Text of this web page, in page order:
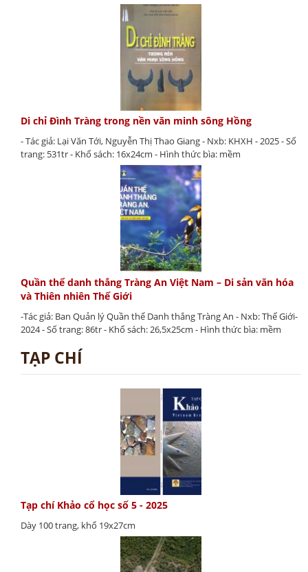
Di chỉ Đình Tràng trong nền văn minh sông Hồng
- Tác giả: Lại Văn Tới, Nguyễn Thị Thao Giang - Nxb: KHXH - 2025 - Số
trang: 531tr - Khổ sách: 16x24cm - Hình thức bìa: mềm
Quần thể danh thắng Tràng An Việt Nam – Di sản văn hóa
và Thiên nhiên Thế Giới
-Tác giả: Ban Quản lý Quần thể Danh thắng Tràng An - Nxb: Thế Giới-
2024 - Số trang: 86tr - Khổ sách: 26,5x25cm - Hình thức bìa: mềm
TẠP CHÍ
Tạp chí Khảo cổ học số 5 - 2025
Dày 100 trang, khổ 19x27cm